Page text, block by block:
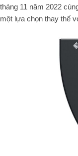
tháng 11 năm 2022
một lựa chọn thay thế